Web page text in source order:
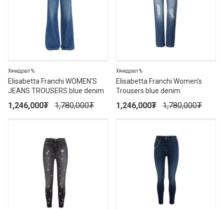
Elisabetta Franchi WOMEN'S
JEANS TROUSERS blue denim
Хямдрал %
1,246,000₮ 1,780,000₮
Elisabetta Franchi Women's
Trousers blue denim
Хямдрал %
1,246,000₮ 1,780,000₮